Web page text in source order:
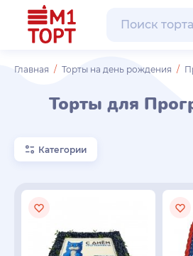
Главная Торты на день рождения
Торты для
Категории